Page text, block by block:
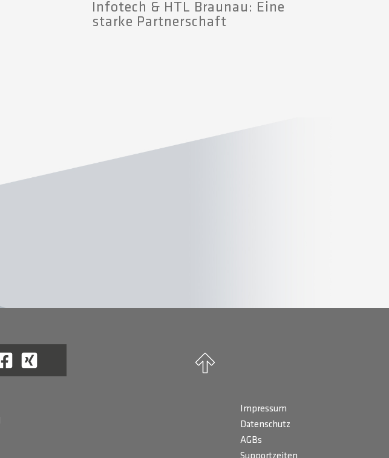
Infotech & HTL Braunau: Eine
starke Partnerschaft
Impressum
Datenschutz
AGBs